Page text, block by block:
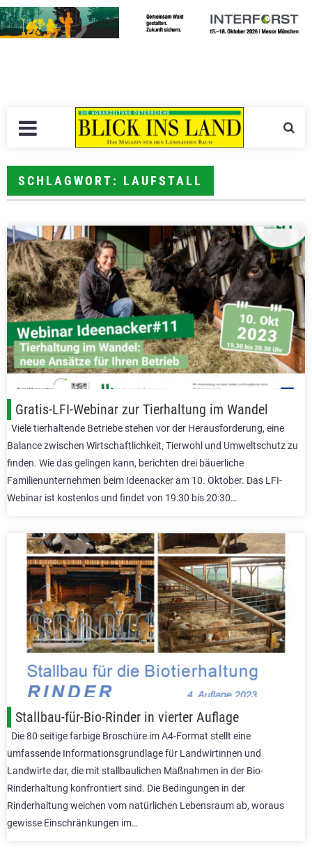
SCHLAGWORT: LAUFSTALL
Gratis-LFI-Webinar zur Tierhaltung im Wandel
Viele tierhaltende Betriebe stehen vor der Herausforderung, eine
Balance zwischen Wirtschaftlichkeit, Tierwohl und Umweltschutz zu
finden. Wie das gelingen kann, berichten drei bäuerliche
Familienunternehmen beim Ideenacker am 10. Oktober. Das LFI-
Webinar ist kostenlos und findet von 19:30 bis 20:30…
Stallbau-für-Bio-Rinder in vierter Auflage
Die 80 seitige farbige Broschüre im A4-Format stellt eine
umfassende Informationsgrundlage für Landwirtinnen und
Landwirte dar, die mit stallbaulichen Maßnahmen in der Bio-
Rinderhaltung konfrontiert sind. Die Bedingungen in der
Rinderhaltung weichen vom natürlichen Lebensraum ab, woraus
gewisse Einschränkungen im…